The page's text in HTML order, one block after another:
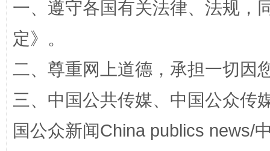
一、遵守各国有关法律、法规，
定》。
二、尊重网上道德，承担一切因
三、中国公共传媒、中国公众传
国公众新闻China publics news/